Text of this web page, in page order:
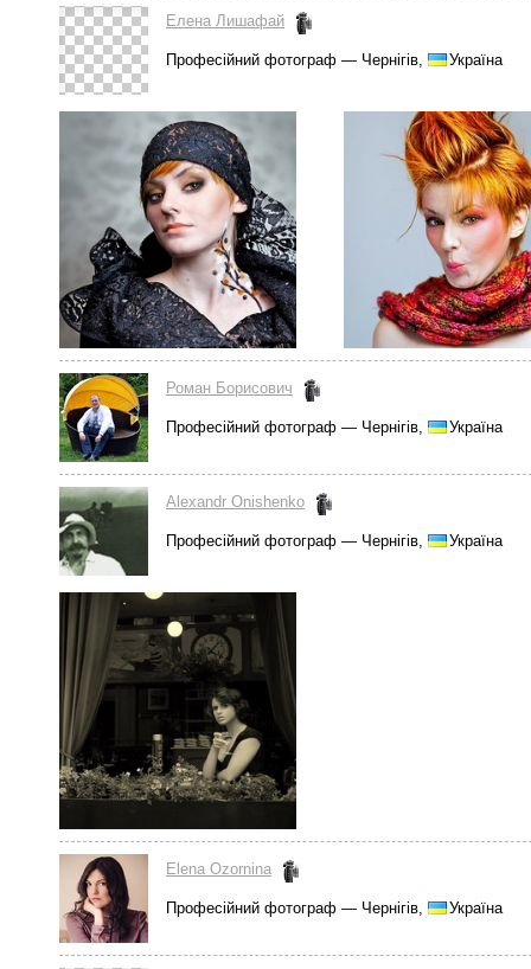
Елена Лишафай
Професійний фотограф — Чернігів, Україна
Роман Борисович
Професійний фотограф — Чернігів, Україна
Alexandr Onishenko
Професійний фотограф — Чернігів, Україна
Elena Ozornina
Професійний фотограф — Чернігів, Україна